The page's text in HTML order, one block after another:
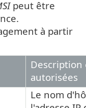
peut être
à partir
Description
autorisées
Le nom